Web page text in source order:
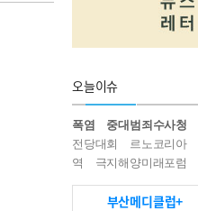
오늘이슈
폭염 중대범죄수사청
전당대회
르노코리아
역
극지해양미래포럼
부산메디클럽+